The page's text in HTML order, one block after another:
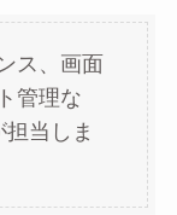
ス、画面
管理な
当しま